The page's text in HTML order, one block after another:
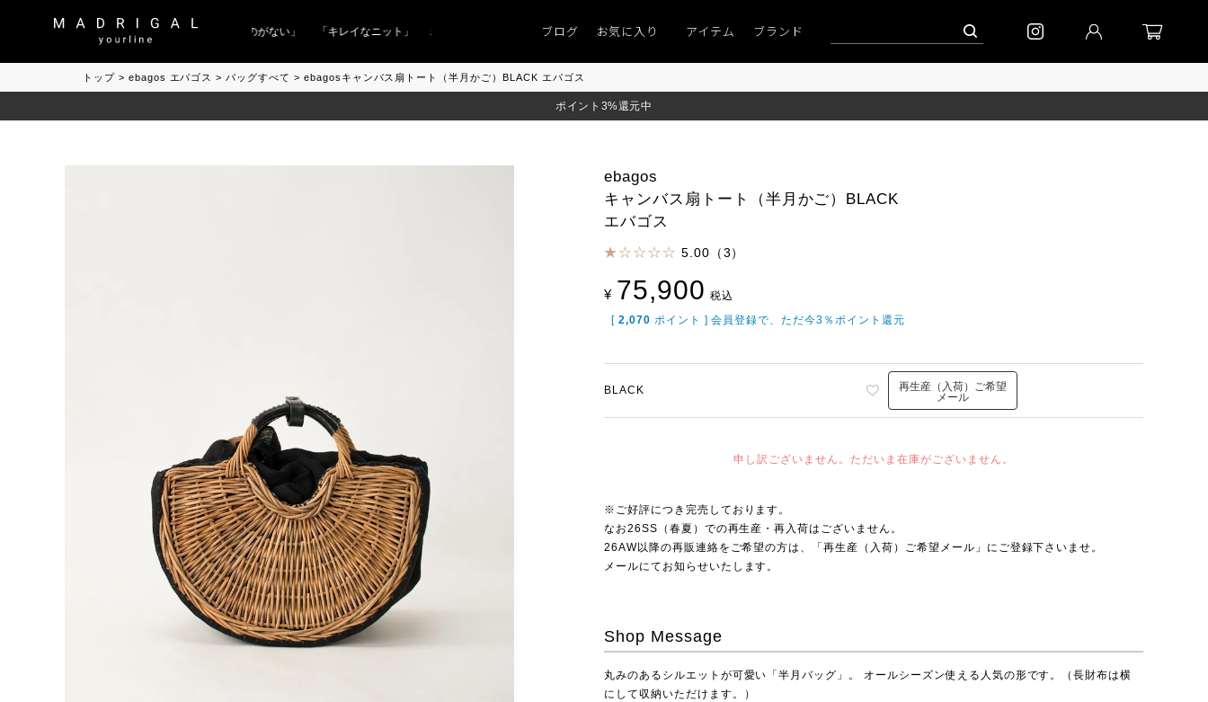
「急に秋、着るものがない」 「キレイなニット」 ポイント9％「マンスリーポイントキャンペーン」 到着｜2026AW「シフォンニット」 到着｜2026AW「マガジン」
ブログ お気に入り アイテム ブランド
トップ ebagos エバゴス バッグすべて ebagosキャンバス扇トート（半月かご）BLACK エバゴス
ポイント3%還元中
ebagos
キャンバス扇トート（半月かご）BLACK
エバゴス
5.00（3）
¥ 75,900 税込
[ 2,070 ポイント ] 会員登録で、ただ今3％ポイント還元
BLACK
再生産（入荷）ご希望
メール
申し訳ございません。ただいま在庫がございません。
※ご好評につき完売しております。
なお26SS（春夏）での再生産・再入荷はございません。
26AW以降の再販連絡をご希望の方は、「再生産（入荷）ご希望メール」にご登録下さいませ。
メールにてお知らせいたします。
Shop Message
丸みのあるシルエットが可愛い「半月バッグ」。 オールシーズン使える人気の形です。（長財布は横
にして収納いただけます。）